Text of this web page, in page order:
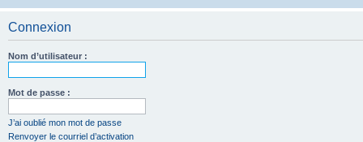
Connexion
Nom d’utilisateur :
Mot de passe :
J’ai oublié mon mot de passe
Renvoyer le courriel d’activation